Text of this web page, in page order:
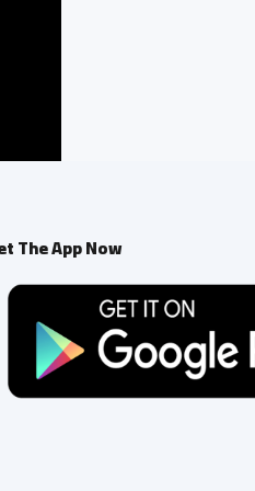
The App Now